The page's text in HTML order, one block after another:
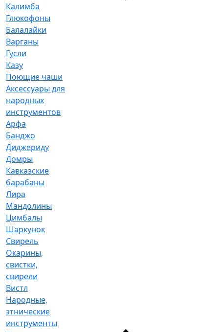
Калимба
Глюкофоны
Балалайки
Варганы
Гусли
Казу
Поющие чаши
Аксессуары для
народных
инструментов
Арфа
Банджо
Диджериду
Домры
Кавказские
барабаны
Лира
Мандолины
Цимбалы
Шаркунок
Свирель
Окарины,
свистки,
свирели
Вистл
Народные,
этнические
инструменты